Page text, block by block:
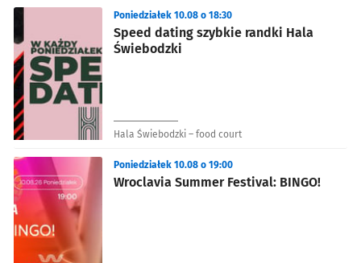
Speed dating szybkie randki Hala
Świebodzki
Poniedziałek 10.08 o 18:30
Hala Świebodzki – food court
Wroclavia Summer Festival: BINGO!
Poniedziałek 10.08 o 19:00